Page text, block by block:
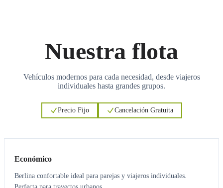
Nuestra flota
Vehículos modernos para cada necesidad, desde viajeros
individuales hasta grandes grupos.
Precio Fijo Cancelación Gratuita
Económico
Berlina confortable ideal para parejas y viajeros individuales.